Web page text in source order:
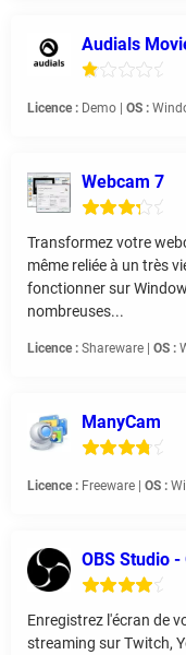
Audials
Licence : Demo | OS :
Webcam 7
Transformez votre
même reliée à un très
fonctionner sur
nombreuses...
Licence : Shareware | OS :
ManyCam
Licence : Freeware | OS :
OBS Studio
Enregistrez l'écran de
streaming sur Twitch,